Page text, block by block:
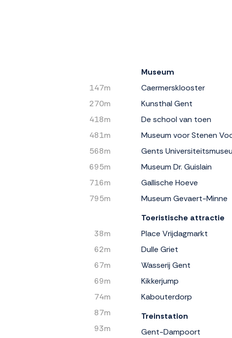
147m
270m
418m
481m
568m
695m
716m
795m
38m
62m
67m
69m
74m
87m
93m
Museum
Caermersklooster
Kunsthal Gent
De school van toen
Museum voor Stenen
Gents
Museum Dr. Guislain
Gallische Hoeve
Museum Gevaert-Minne
Toeristische attractie
Place Vrijdagmarkt
Dulle Griet
Wasserij Gent
Kikkerjump
Kabouterdorp
Treinstation
Gent-Dampoort